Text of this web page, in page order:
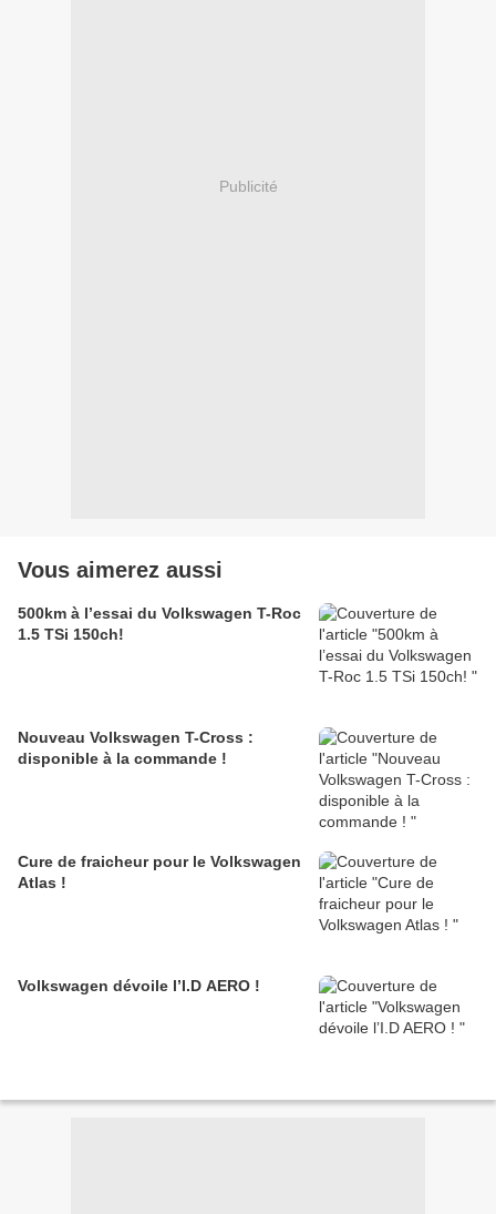
Publicité
Vous aimerez aussi
500km à l’essai du Volkswagen T-Roc
1.5 TSi 150ch!
Nouveau Volkswagen T-Cross :
disponible à la commande !
Cure de fraicheur pour le Volkswagen
Atlas !
Volkswagen dévoile l’I.D AERO !